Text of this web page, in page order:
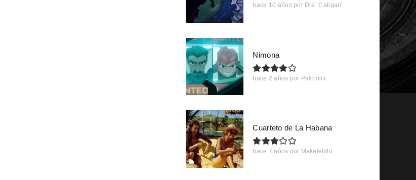
hace 10 años por Dra. Caligari
Nimona
hace 2 años por Palomiix
Cuarteto de La Habana
hace 7 años por Makelelillo